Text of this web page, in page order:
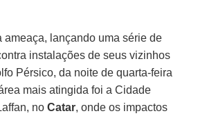
ameaça, lançando uma série de
instalações de seus vizinhos
Pérsico, da noite de quarta-feira
mais atingida foi a Cidade
noCatar, onde os impactos